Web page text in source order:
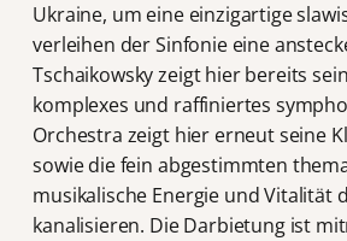
Ukraine, um eine einzigartige
verleihen der Sinfonie eine
Tschaikowsky zeigt hier bereits
komplexes und raffiniertes
Orchestra zeigt hier erneut seine
sowie die fein abgestimmten
musikalische Energie und Vitalität
kanalisieren. Die Darbietung ist